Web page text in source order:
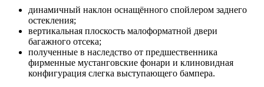
динамичный наклон оснащённого спойлером заднего
остекления;
вертикальная плоскость малоформатной двери
багажного отсека;
полученные в наследство от предшественника
фирменные мустанговские фонари и клиновидная
конфигурация слегка выступающего бампера.